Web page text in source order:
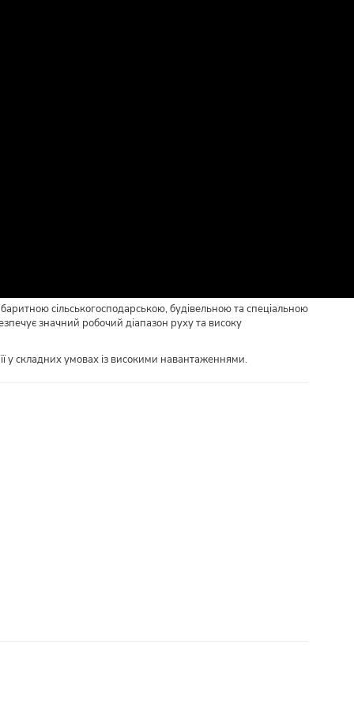
сільськогосподарською, будівельною та спеціальною
значний робочий діапазон руху та високу
у складних умовах із високими навантаженнями.